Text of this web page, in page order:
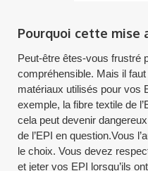
Pourquoi cette mise
Peut-être êtes-vous frustré
compréhensible. Mais il
matériaux utilisés pour vos
exemple, la fibre textile de
cela peut devenir
de l’EPI en question.Vous
le choix. Vous devez
et jeter vos EPI lorsqu’ils